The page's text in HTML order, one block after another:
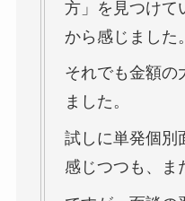
方」を見つけて
から感じました。
それでも金額の
ました。
試しに単発個別
感じつつも、ま